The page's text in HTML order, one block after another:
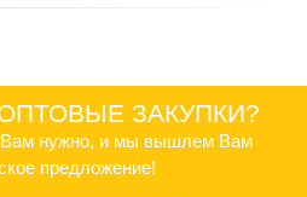
ЗАКУПКИ?
Вам нужно, и мы вышлем Вам
предложение!